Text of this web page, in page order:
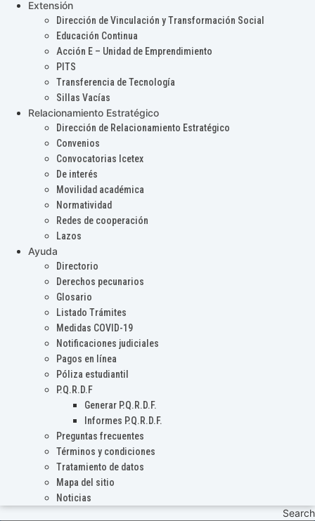
Extensión
Dirección de Vinculación y Transformación Social
Educación Continua
Acción E – Unidad de Emprendimiento
PITS
Transferencia de Tecnología
Sillas Vacías
Relacionamiento Estratégico
Dirección de Relacionamiento Estratégico
Convenios
Convocatorias Icetex
De interés
Movilidad académica
Normatividad
Redes de cooperación
Lazos
Ayuda
Directorio
Derechos pecunarios
Glosario
Listado Trámites
Medidas COVID-19
Notificaciones judiciales
Pagos en línea
Póliza estudiantil
P.Q.R.D.F
Generar P.Q.R.D.F.
Informes P.Q.R.D.F.
Preguntas frecuentes
Términos y condiciones
Tratamiento de datos
Mapa del sitio
Noticias
Search